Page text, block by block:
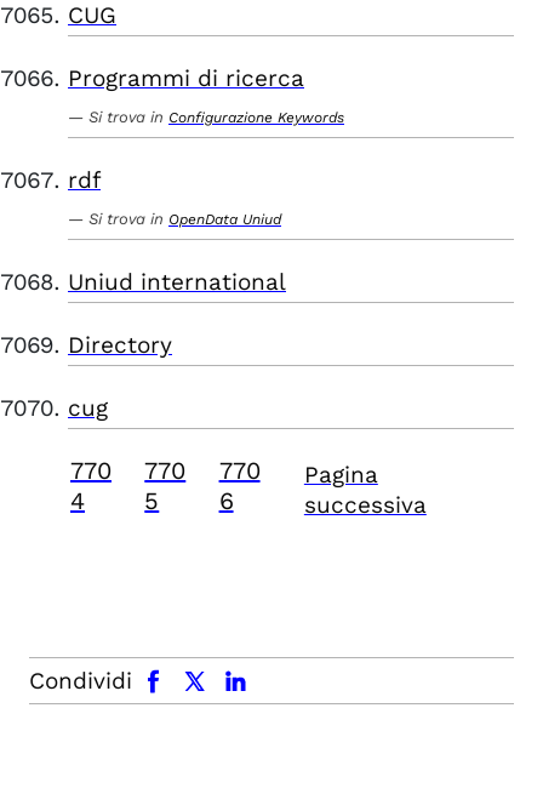
CUG
Programmi di ricerca
Si trova in Configurazione Keywords
rdf
Si trova in OpenData Uniud
Uniud international
Directory
cug
770
4
770
5
770
6
Pagina
successiva
Condividi
facebook x.com linkedin